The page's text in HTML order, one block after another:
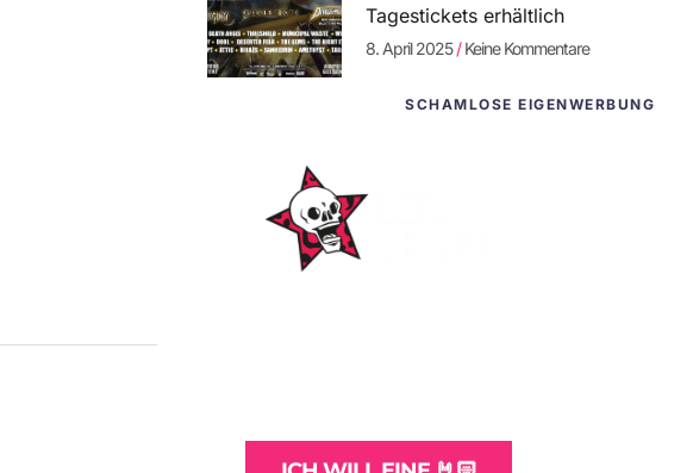
Tagestickets erhältlich
8. April 2025 Keine Kommentare
SCHAMLOSE EIGENWERBUNG